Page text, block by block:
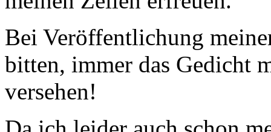
Bei Veröffentlichung
bitten, immer das Gedicht
versehen!